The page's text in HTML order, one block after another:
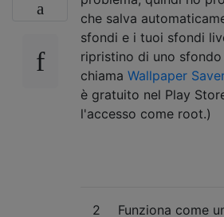
che salva
sfondi e i tuoi sfondi
ripristino di uno
chiama Wallpaper
è gratuito nel Play
l'accesso come root.)
2 Funziona come